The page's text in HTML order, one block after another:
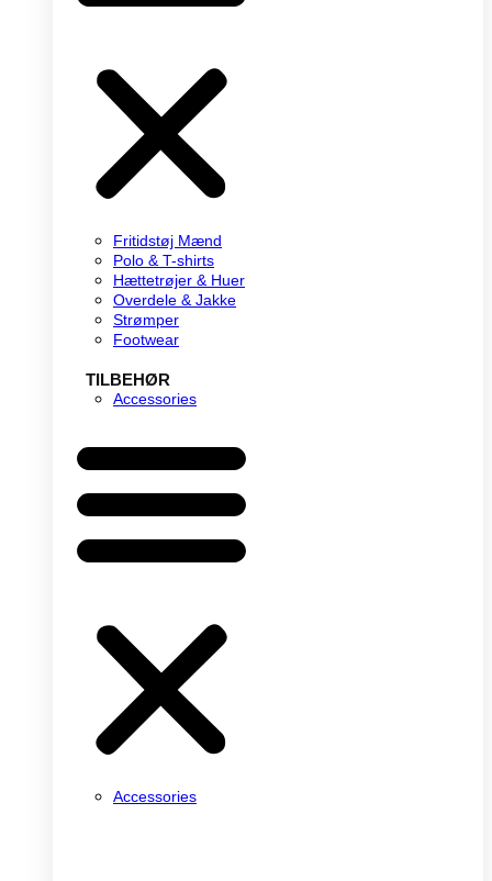
Fritidstøj Mænd
Polo & T-shirts
Hættetrøjer & Huer
Overdele & Jakke
Strømper
Footwear
TILBEHØR
Accessories
Accessories